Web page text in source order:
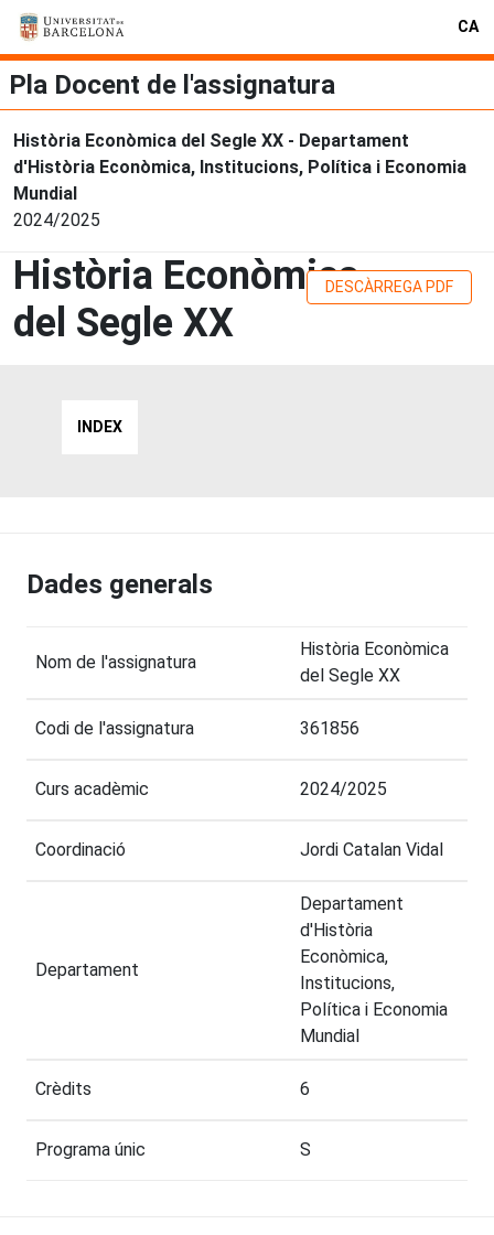
CA
Pla Docent de l'assignatura
Història Econòmica del Segle XX - Departament
d'Història Econòmica, Institucions, Política i Economia
Mundial
2024/2025
Història Econòmica
del Segle XX
DESCÀRREGA PDF
INDEX
Dades generals
Nom de l'assignatura
Història Econòmica
del Segle XX
Codi de l'assignatura 361856
Curs acadèmic 2024/2025
Coordinació Jordi Catalan Vidal
Departament
Departament
d'Història
Econòmica,
Institucions,
Política i Economia
Mundial
Crèdits 6
Programa únic S